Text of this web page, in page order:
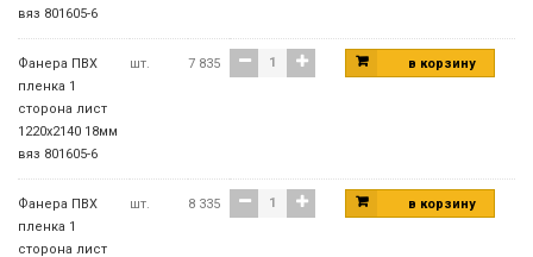
вяз 801605-6
Фанера ПВХ
пленка 1
сторона лист
1220х2140 18мм
вяз 801605-6
шт. 7 835 в корзину
Фанера ПВХ
пленка 1
сторона лист
шт. 8 335 в корзину